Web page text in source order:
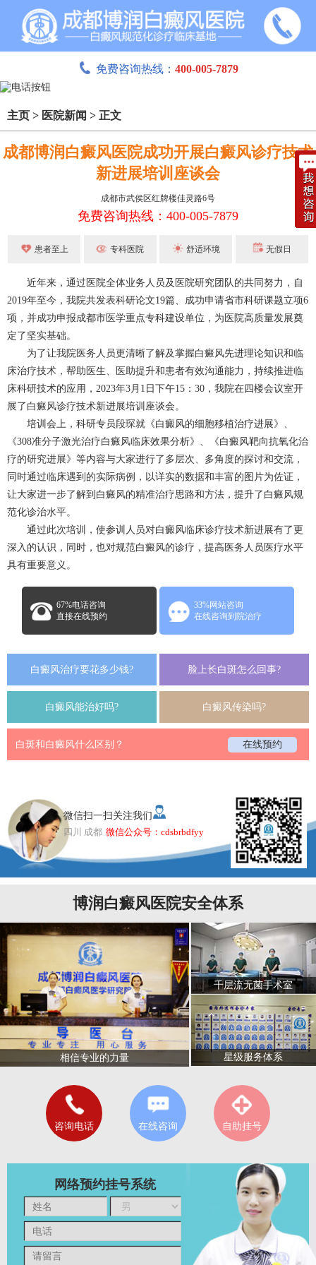
免费咨询热线： 400-005-7879
主页 > 医院新闻 > 正文
成都博润白癜风医院成功开展白癜风诊疗技术
新进展培训座谈会
成都市武侯区红牌楼佳灵路6号
免费咨询热线：400-005-7879
患者至上 专科医院 舒适环境 无假日
近年来，通过医院全体业务人员及医院研究团队的共同努力，自
2019年至今，我院共发表科研论文19篇、成功申请省市科研课题立项6
项，并成功申报成都市医学重点专科建设单位，为医院高质量发展奠
定了坚实基础。
为了让我院医务人员更清晰了解及掌握白癜风先进理论知识和临
床治疗技术，帮助医生、医助提升和患者有效沟通能力，持续推进临
床科研技术的应用，2023年3月1日下午15：30，我院在四楼会议室开
展了白癜风诊疗技术新进展培训座谈会。
培训会上，科研专员段琛就《白癜风的细胞移植治疗进展》、
《308准分子激光治疗白癜风临床效果分析》、《白癜风靶向抗氧化治
疗的研究进展》等内容与大家进行了多层次、多角度的探讨和交流，
同时通过临床遇到的实际病例，以详实的数据和丰富的图片为佐证，
让大家进一步了解到白癜风的精准治疗思路和方法，提升了白癜风规
范化诊治水平。
通过此次培训，使参训人员对白癜风临床诊疗技术新进展有了更
深入的认识，同时，也对规范白癜风的诊疗，提高医务人员医疗水平
具有重要意义。
67%电话咨询
直接在线预约
33%网站咨询
在线咨询到院治疗
白癜风治疗要花多少钱? 脸上长白斑怎么回事?
白癜风能治好吗? 白癜风传染吗?
白斑和白癜风什么区别？ 在线预约
微信扫一扫关注我们
四川 成都 微信公众号：cdsbrbdfyy
博润白癜风医院安全体系
相信专业的力量
千层流无菌手术室
星级服务体系
咨询电话 在线咨询 自助挂号
网络预约挂号系统